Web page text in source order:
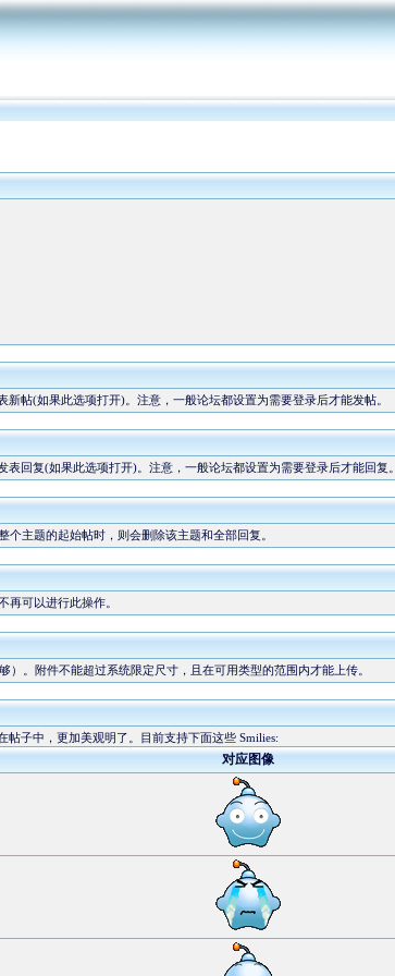
帖(如果此选项打开)。注意，一般论坛都设置为需要登录后才能发帖。
回复(如果此选项打开)。注意，一般论坛都设置为需要登录后才能回复。
主题的起始帖时，则会删除该主题和全部回复。
可以进行此操作。
。附件不能超过系统限定尺寸，且在可用类型的范围内才能上传。
子中，更加美观明了。目前支持下面这些 Smilies:
对应图像